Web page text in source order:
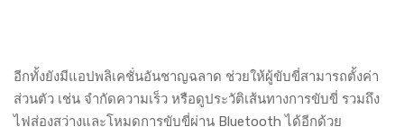
อีกทั้งยังมีแอปพลิเคชั่นอันชาญฉลาด ช่วยให้ผู้ขับขี่สามารถตั้งค่า
ส่วนตัว เช่น จำกัดความเร็ว หรือดูประวัติเส้นทางการขับขี่ รวมถึง
ไฟส่องสว่างและโหมดการขับขี่ผ่าน Bluetooth ได้อีกด้วย